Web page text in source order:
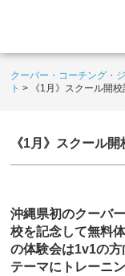
クーバー・コーチング・
ト > 《1月》スクール開
《1月》スクール
沖縄県初のクーバ
校を記念して無料
の体験会は1v1の
テーマにトレーニ